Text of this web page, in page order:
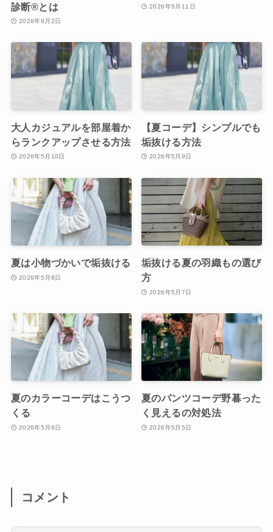
診断®︎とは
2026年8月2日
2026年5月11日
大人カジュアルを部屋着か
らランクアップさせる方法
2026年5月10日
【夏コーデ】シンプルでも
垢抜ける方法
2026年5月9日
夏は小物づかいで垢抜ける
2026年5月8日
垢抜ける夏の羽織もの選び
方
2026年5月7日
夏のカラーコーデはこうつ
くる
2026年5月6日
夏のパンツコーデ野暮った
く見えるの対処法
2026年5月5日
コメント